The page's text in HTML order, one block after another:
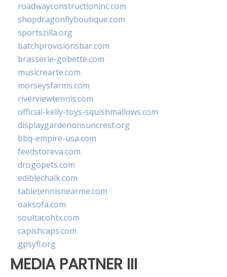
roadwayconstructioninc.com
shopdragonflyboutique.com
sportszilla.org
batchprovisionsbar.com
brasserie-gobette.com
musicrearte.com
morseysfarms.com
riverviewtennis.com
official-kelly-toys-squishmallows.com
displaygardenonsuncrest.org
bbq-empire-usa.com
feedstoreva.com
drogopets.com
ediblechalk.com
tabletennisnearme.com
oaksofa.com
soultacohtx.com
capishcaps.com
gpsyfl.org
MEDIA PARTNER III